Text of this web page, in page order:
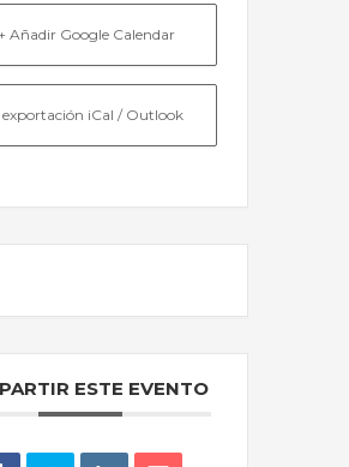
+ Añadir Google Calendar
exportación iCal / Outlook
ESTE EVENTO